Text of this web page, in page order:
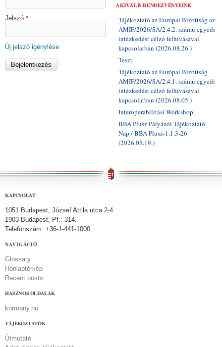
Jelszó *
Új jelszó igénylése
AKTUÁLIS RENDEZVÉNYEINK
Tájékoztató az Európai Bizottság az
AMIF/2026/SA/2.4.2. számú egyedi
intézkedést célzó felhívásával
kapcsolatban (2026.08.26.)
Teszt
Tájékoztató az Európai Bizottság
AMIF/2026/SA/2.4.1. számú egyedi
intézkedést célzó felhívásával
kapcsolatban (2026.08.05.)
Interoperabilitási Workshop
BBA Plusz Pályázói Tájékoztató
Nap / BBA Plusz-1.1.3-26
(2026.05.19.)
KAPCSOLAT
1051 Budapest, József Attila utca 2-4.
1903 Budapest, Pf.: 314.
Telefonszám: +36-1-441-1000
NAVIGÁCIÓ
Glossary
Honlaptérkép
Recent posts
HASZNOS OLDALAK
kormany.hu
TÁJÉKOZTATÓK
Útmutató